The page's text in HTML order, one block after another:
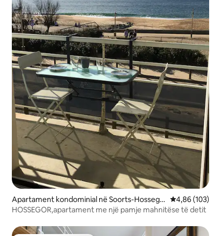
Apartament kondominial në Soorts-Hossego
r
Vlerësimi
4,86 (103)
HOSSEGOR,apartament me një pamje mahnitëse të detit